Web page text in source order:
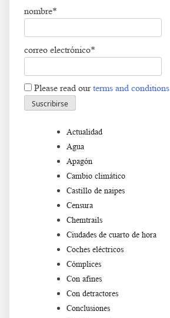
nombre*
correo electrónico*
Please read ourterms and conditions
Actualidad
Agua
Apagón
Cambio climático
Castillo de naipes
Censura
Chemtrails
Ciudades de cuarto de hora
Coches eléctricos
Cómplices
Con afines
Con detractores
Conclusiones